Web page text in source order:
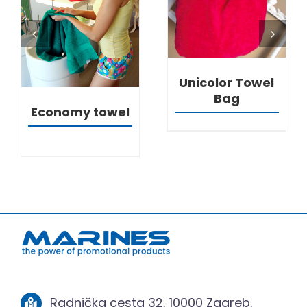
Economy towel
Unicolor Towel
Bag
Radnička cesta 32, 10000 Zagreb,